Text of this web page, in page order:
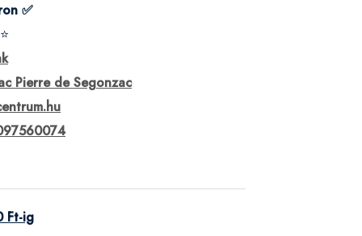
✅
Pierre de Segonzac
Ft-ig